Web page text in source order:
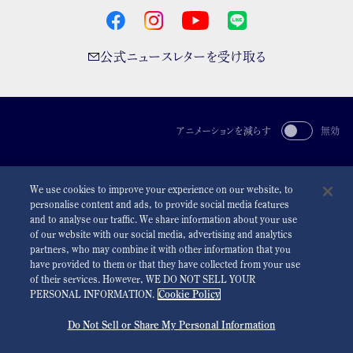
公式ニュースレターを受け取る
アニメーションを減らす 無効
アクセシビリティ
©2026 Seiko Watch Corporation
We use cookies to improve your experience on our website, to
personalise content and ads, to provide social media features
and to analyse our traffic. We share information about your use
of our website with our social media, advertising and analytics
partners, who may combine it with other information that you
have provided to them or that they have collected from your use
of their services. However, WE DO NOT SELL YOUR
PERSONAL INFORMATION. Cookie Policy
Do Not Sell or Share My Personal Information